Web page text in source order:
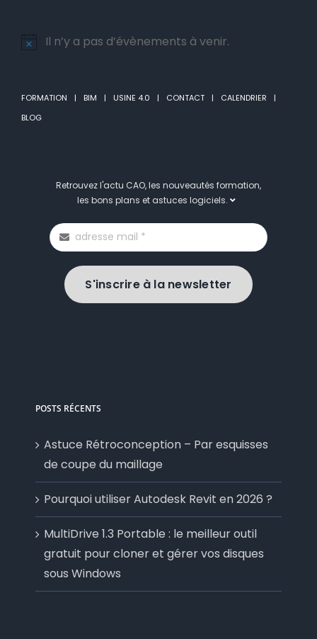
Notice
Il n’y a pas d’évènements à venir.
FORMATION BIM USINE 4.0 CONTACT
CALENDRIER
BLOG
Retrouvez l'actu CAO, les nouveautés formation,
les bons plans et astuces logiciels.
S'inscrire à la newsletter
POSTS RÉCENTS
Astuce Rétroconception – Par esquisses
de coupe du maillage
Pourquoi utiliser Autodesk Revit en 2026 ?
MultiDrive 1.3 Portable : le meilleur outil
gratuit pour cloner et gérer vos disques
sous Windows